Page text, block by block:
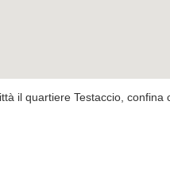
il quartiere Testaccio,